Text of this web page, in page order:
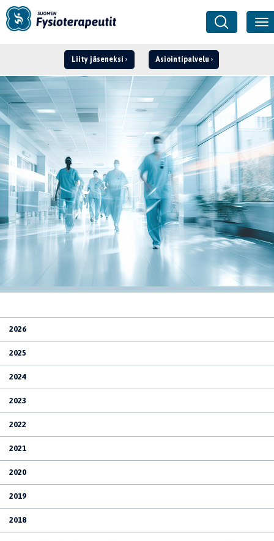
Liity jäseneksi Asiointipalvelu
Kirjaudu ›
2026
2025
2024
2023
2022
2021
2020
2019
2018